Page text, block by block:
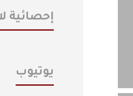
إحصائية
يوتيوب